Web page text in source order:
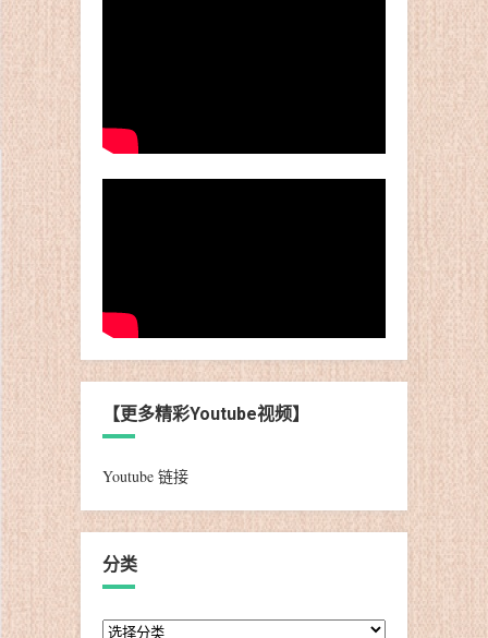
【更多精彩Youtube视频】
Youtube 链接
分类
分